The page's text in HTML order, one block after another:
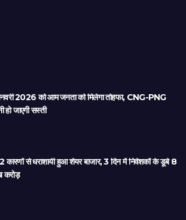
2026 को आम जनता को मिलेगा तोहफा, CNG-PNG
हो जाएगी सस्ती
कारणों से धराशायी हुआ शेयर बाजार, 3 दिन में निवेशकों के डूबे 8
करोड़